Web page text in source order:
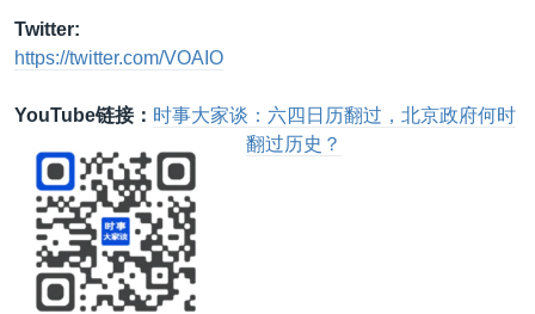
Twitter:
https://twitter.com/VOAIO
YouTube链接： 时事大家谈：六四日历翻过，北京政府何时
翻过历史？